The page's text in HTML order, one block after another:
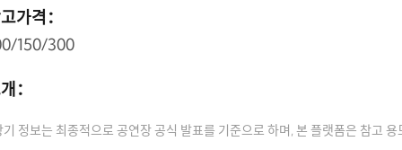
가격：
150/300
：
기 정보는 최종적으로 공연장 공식 발표를 기준으로 하며, 본 플랫폼은 참고 용